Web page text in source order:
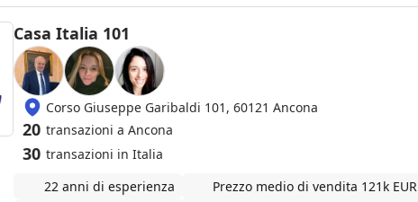
Casa Italia 101
Corso Giuseppe Garibaldi 101, 60121 Ancona
20 transazioni a Ancona
30 transazioni in Italia
22 anni di esperienza
Prezzo medio di vendita 121k EUR